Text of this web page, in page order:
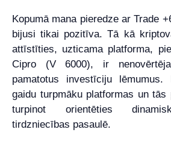
Kopumā mana pieredze ar Trade
bijusi tikai pozitīva. Tā kā
attīstīties, uzticama platforma,
Cipro (V 6000), ir
pamatotus investīciju
gaidu turpmāku platformas un tās
turpinot orientēties
tirdzniecības pasaulē.